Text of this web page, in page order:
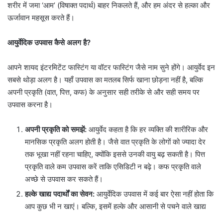
शरीर में जमा ‘आम’ (विषाक्त पदार्थ) बाहर निकलते हैं, और हम अंदर से हल्का और
ऊर्जावान महसूस करते हैं।
आयुर्वेदिक उपवास कैसे अलग है?
आपने शायद इंटरमिटेंट फास्टिंग या वॉटर फास्टिंग जैसे नाम सुने होंगे। आयुर्वेद इन
सबसे थोड़ा अलग है। यहाँ उपवास का मतलब सिर्फ खाना छोड़ना नहीं है, बल्कि
अपनी प्रकृति (वात, पित्त, कफ) के अनुसार सही तरीके से और सही समय पर
उपवास करना है।
अपनी प्रकृति को समझें: आयुर्वेद कहता है कि हर व्यक्ति की शारीरिक और
मानसिक प्रकृति अलग होती है। जैसे वात प्रकृति के लोगों को ज्यादा देर
तक भूखा नहीं रहना चाहिए, क्योंकि इससे उनकी वायु बढ़ सकती है। पित्त
प्रकृति वाले कम उपवास करें ताकि एसिडिटी न बढ़े। कफ प्रकृति वाले
अच्छे से उपवास कर सकते हैं।
हल्के खाद्य पदार्थों का सेवन: आयुर्वेदिक उपवास में कई बार ऐसा नहीं होता कि
आप कुछ भी न खाएं। बल्कि, इसमें हल्के और आसानी से पचने वाले खाद्य